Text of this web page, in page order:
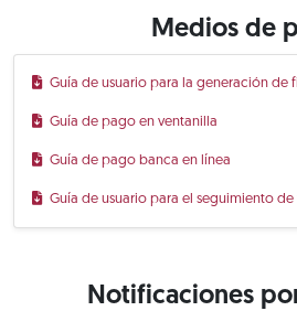
Medios de
Guía de usuario para la generación de
Guía de pago en ventanilla
Guía de pago banca en línea
Guía de usuario para el seguimiento
Notificaciones